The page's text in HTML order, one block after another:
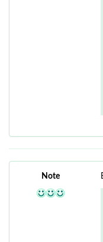
Note